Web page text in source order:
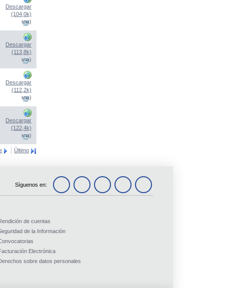
Descargar
(104,0k)
ventana)
Descargar
(113,8k)
ventana)
Descargar
(112,2k)
ventana)
Descargar
(122,4k)
ventana)
Último
Síguenos en:
de cuentas
de la Información
Electrónica
sobre datos personales